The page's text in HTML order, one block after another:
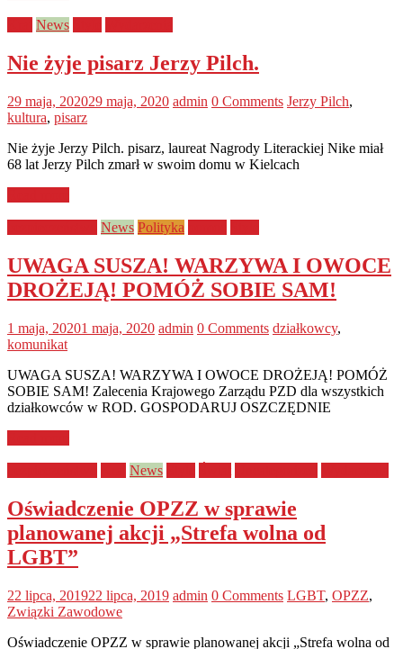
News
Nie żyje pisarz Jerzy Pilch.
29 maja, 202029 maja, 2020 admin 0 Comments Jerzy Pilch,
kultura, pisarz
Nie żyje Jerzy Pilch. pisarz, laureat Nagrody Literackiej Nike miał
68 lat Jerzy Pilch zmarł w swoim domu w Kielcach
News Polityka
UWAGA SUSZA! WARZYWA I OWOCE
DROŻEJĄ! POMÓŻ SOBIE SAM!
1 maja, 20201 maja, 2020 admin 0 Comments działkowcy,
komunikat
UWAGA SUSZA! WARZYWA I OWOCE DROŻEJĄ! POMÓŻ
SOBIE SAM! Zalecenia Krajowego Zarządu PZD dla wszystkich
działkowców w ROD. GOSPODARUJ OSZCZĘDNIE
News
Oświadczenie OPZZ w sprawie
planowanej akcji „Strefa wolna od
LGBT”
22 lipca, 201922 lipca, 2019 admin 0 Comments LGBT, OPZZ,
Związki Zawodowe
Oświadczenie OPZZ w sprawie planowanej akcji „Strefa wolna od